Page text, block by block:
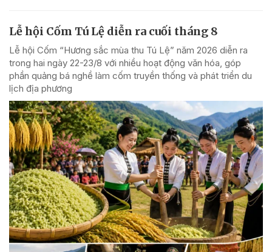
Lễ hội Cốm Tú Lệ diễn ra cuối tháng 8
Lễ hội Cốm “Hương sắc mùa thu Tú Lệ” năm 2026 diễn ra
trong hai ngày 22-23/8 với nhiều hoạt động văn hóa, góp
phần quảng bá nghề làm cốm truyền thống và phát triển du
lịch địa phương